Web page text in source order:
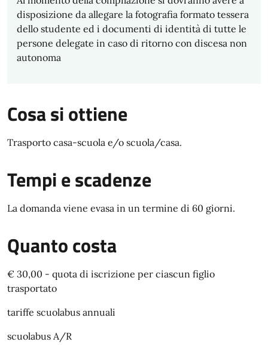
disposizione da allegare la fotografia formato tessera
dello studente ed i documenti di identità di tutte le
persone delegate in caso di ritorno con discesa non
autonoma
Cosa si ottiene
Trasporto casa-scuola e/o scuola/casa.
Tempi e scadenze
La domanda viene evasa in un termine di 60 giorni.
Quanto costa
€ 30,00 - quota di iscrizione per ciascun figlio
trasportato
tariffe scuolabus annuali
scuolabus A/R